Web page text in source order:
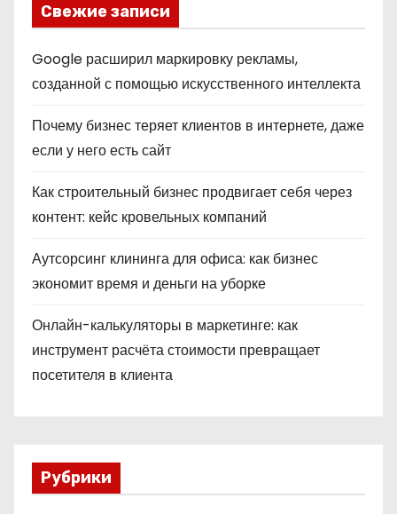
Свежие записи
Google расширил маркировку рекламы,
созданной с помощью искусственного интеллекта
Почему бизнес теряет клиентов в интернете, даже
если у него есть сайт
Как строительный бизнес продвигает себя через
контент: кейс кровельных компаний
Аутсорсинг клининга для офиса: как бизнес
экономит время и деньги на уборке
Онлайн-калькуляторы в маркетинге: как
инструмент расчёта стоимости превращает
посетителя в клиента
Рубрики